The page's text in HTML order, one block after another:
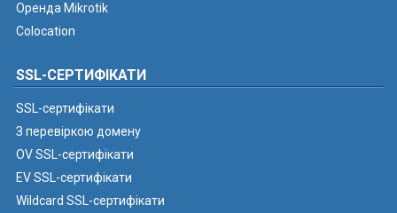
Оренда Mikrotik
Colocation
SSL-СЕРТИФІКАТИ
SSL-сертифікати
З перевіркою домену
OV SSL-сертифікати
EV SSL-сертифікати
Wildcard SSL-сертифікати